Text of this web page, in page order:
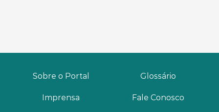
Sobre o Portal Glossário
Imprensa Fale Conosco